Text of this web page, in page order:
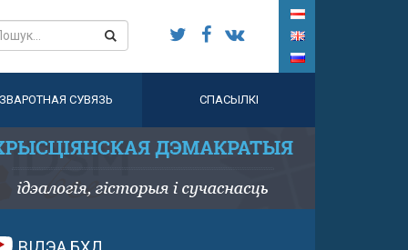
ЗВАРОТНАЯ СУВЯЗЬ СПАСЫЛКІ